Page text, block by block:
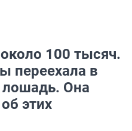
100 тысяч.
переехала в
лошадь. Она
этих